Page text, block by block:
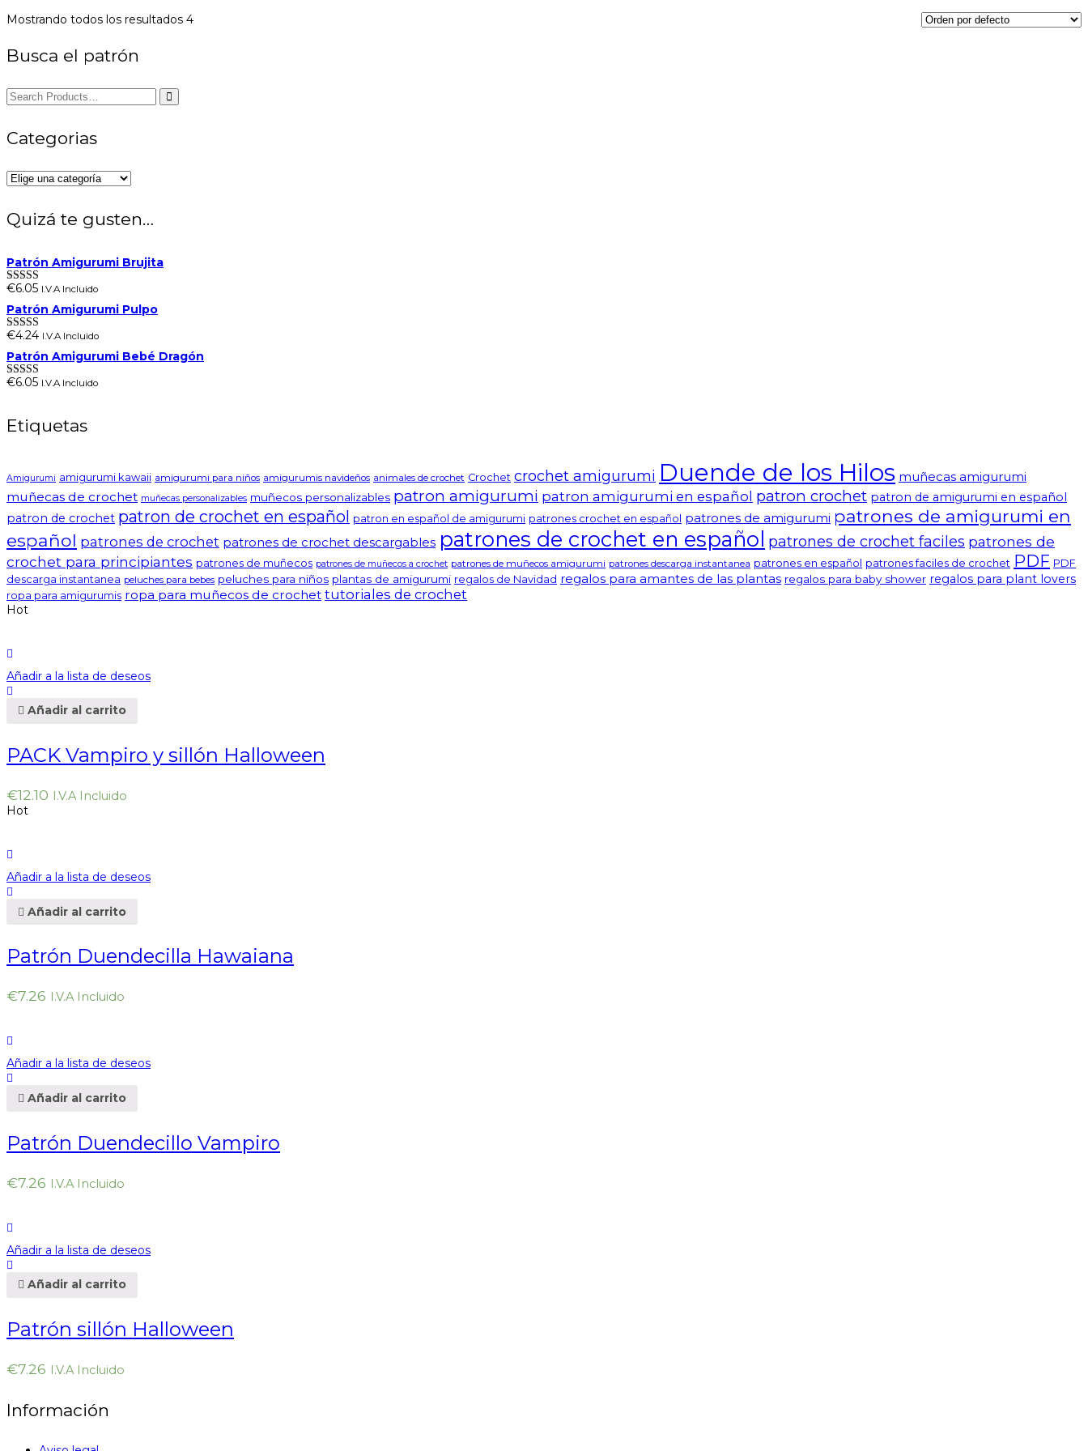
Mostrando todos los resultados 4
Busca el patrón
Categorias
Quizá te gusten…
Patrón Amigurumi Brujita
Valorado en
5.00 de 5
€6.05 I.V.A Incluido
Patrón Amigurumi Pulpo
Valorado en
5.00 de 5
€4.24 I.V.A Incluido
Patrón Amigurumi Bebé Dragón
Valorado en
€6.05 I.V.A Incluido
Etiquetas
Amigurumi amigurumi kawaii amigurumi para niños amigurumis navideños animales de crochet Crochet crochet amigurumi Duende de los Hilos muñecas amigurumi
muñecas de crochet muñecas personalizables muñecos personalizables patron amigurumi patron amigurumi en español patron crochet patron de amigurumi en español
patron de crochet patron de crochet en español patron en español de amigurumi patrones crochet en español patrones de amigurumi patrones de amigurumi en
español patrones de crochet patrones de crochet descargables patrones de crochet en español patrones de crochet faciles patrones de
crochet para principiantes patrones de muñecos patrones de muñecos a crochet patrones de muñecos amigurumi patrones descarga instantanea patrones en español patrones faciles de crochet PDF PDF
descarga instantanea peluches para bebes peluches para niños plantas de amigurumi regalos de Navidad regalos para amantes de las plantas regalos para baby shower regalos para plant lovers
ropa para amigurumis ropa para muñecos de crochet tutoriales de crochet
Hot
Añadir a la lista de deseos
Añadir al carrito
PACK Vampiro y sillón Halloween
€12.10 I.V.A Incluido
Hot
Añadir a la lista de deseos
Añadir al carrito
Patrón Duendecilla Hawaiana
€7.26 I.V.A Incluido
Añadir a la lista de deseos
Añadir al carrito
Patrón Duendecillo Vampiro
€7.26 I.V.A Incluido
Añadir a la lista de deseos
Añadir al carrito
Patrón sillón Halloween
€7.26 I.V.A Incluido
Información